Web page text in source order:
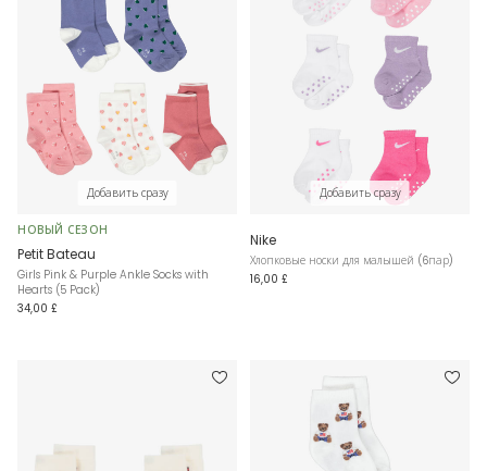
Добавить сразу
НОВЫЙ СЕЗОН
Petit Bateau
Girls Pink & Purple Ankle Socks with
Hearts (5 Pack)
34,00 £
Добавить сразу
Nike
Хлопковые носки для малышей (6пар)
16,00 £